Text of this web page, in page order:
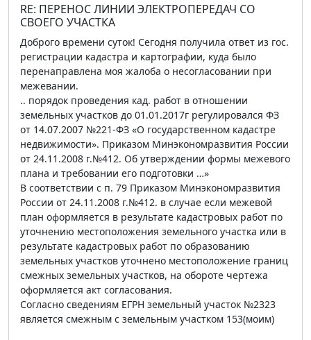
RE: ПЕРЕНОС ЛИНИИ ЭЛЕКТРОПЕРЕДАЧ СО
СВОЕГО УЧАСТКА
Доброго времени суток! Сегодня получила ответ из гос.
регистрации кадастра и картографии, куда было
перенаправлена моя жалоба о несогласовании при
межевании.
.. порядок проведения кад. работ в отношении
земельных участков до 01.01.2017г регулировался ФЗ
от 14.07.2007 №221-ФЗ «О государственном кадастре
недвижимости». Приказом Минэкономразвития России
от 24.11.2008 г.№412. Об утверждении формы межевого
плана и требовании его подготовки …»
В соответствии с п. 79 Приказом Минэкономразвития
России от 24.11.2008 г.№412. в случае если межевой
план оформляется в результате кадастровых работ по
уточнению местоположения земельного участка или в
результате кадастровых работ по образованию
земельных участков уточнено местоположение границ
смежных земельных участков, на обороте чертежа
оформляется акт согласования.
Согласно сведениям ЕГРН земельный участок №2323
является смежным с земельным участком 153(моим)